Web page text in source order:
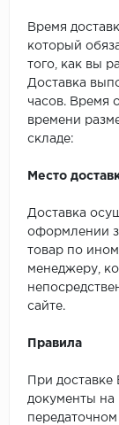
Время
который
того, как вы
Доставка
часов. Время
времени
складе:
Место
Доставка
оформлении
товар по
менеджеру,
сайте.
Правила
При
документы на